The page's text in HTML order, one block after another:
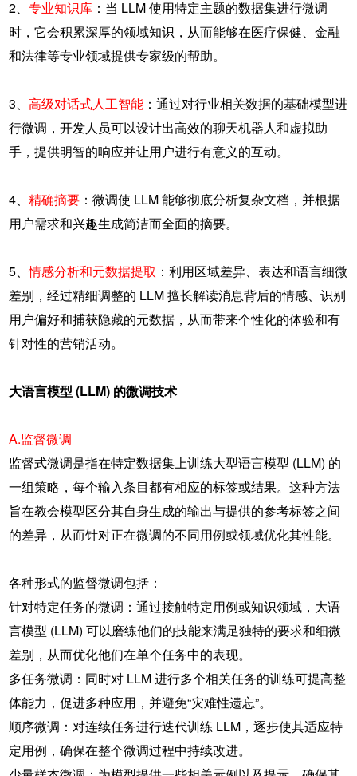
2、 专业知识库：当 LLM 使用特定主题的数据集进行微调
时，它会积累深厚的领域知识，从而能够在医疗保健、金融
和法律等专业领域提供专家级的帮助。
3、 高级对话式人工智能：通过对行业相关数据的基础模型进
行微调，开发人员可以设计出高效的聊天机器人和虚拟助
手，提供明智的响应并让用户进行有意义的互动。
4、 精确摘要：微调使 LLM 能够彻底分析复杂文档，并根据
用户需求和兴趣生成简洁而全面的摘要。
5、情感分析和元数据提取 ：利用区域差异、表达和语言细微
差别，经过精细调整的 LLM 擅长解读消息背后的情感、识别
用户偏好和捕获隐藏的元数据，从而带来个性化的体验和有
针对性的营销活动。
大语言模型 (LLM) 的微调技术
A.监督微调
监督式微调是指在特定数据集上训练大型语言模型 (LLM) 的
一组策略，每个输入条目都有相应的标签或结果。这种方法
旨在教会模型区分其自身生成的输出与提供的参考标签之间
的差异，从而针对正在微调的不同用例或领域优化其性能。
各种形式的监督微调包括：
针对特定任务的微调：通过接触特定用例或知识领域，大语
言模型 (LLM) 可以磨练他们的技能来满足独特的要求和细微
差别，从而优化他们在单个任务中的表现。
多任务微调：同时对 LLM 进行多个相关任务的训练可提高整
体能力，促进多种应用，并避免“灾难性遗忘”。
顺序微调：对连续任务进行迭代训练 LLM，逐步使其适应特
定用例，确保在整个微调过程中持续改进。